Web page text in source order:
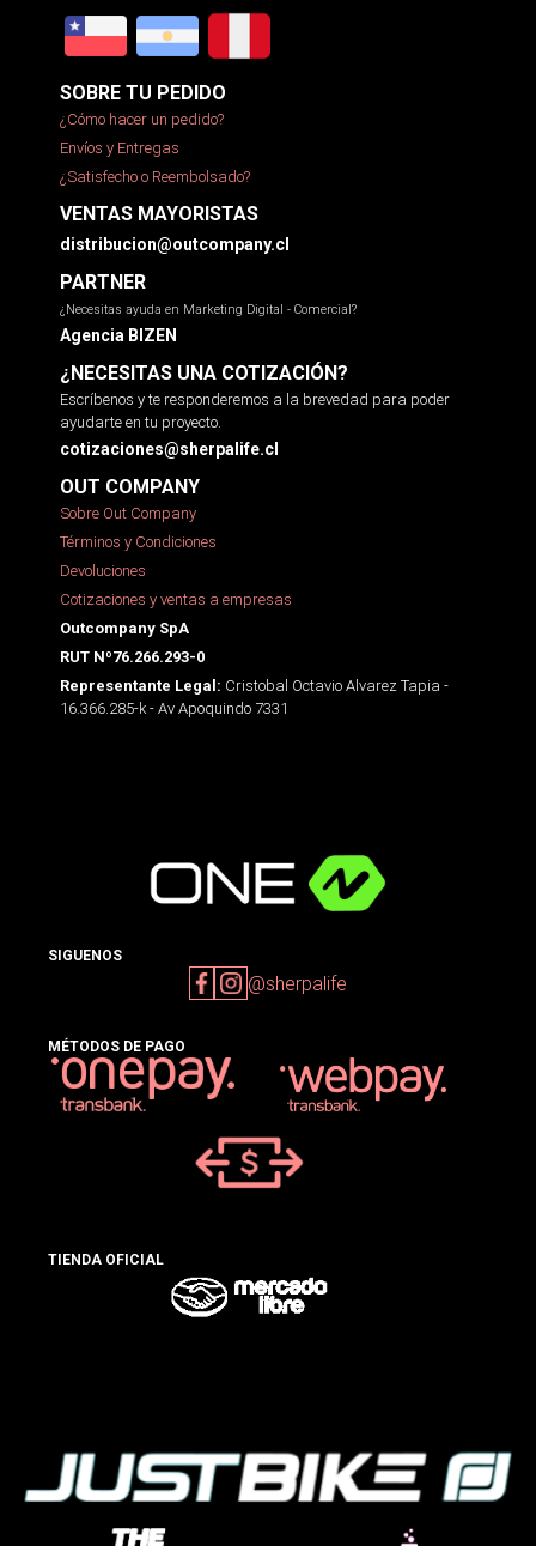
SOBRE TU PEDIDO
¿Cómo hacer un pedido?
Envíos y Entregas
¿Satisfecho o Reembolsado?
VENTAS MAYORISTAS
distribucion@outcompany.cl
PARTNER
¿Necesitas ayuda en Marketing Digital - Comercial?
Agencia BIZEN
¿NECESITAS UNA COTIZACIÓN?
Escríbenos y te responderemos a la brevedad para poder
ayudarte en tu proyecto.
cotizaciones@sherpalife.cl
OUT COMPANY
Sobre Out Company
Términos y Condiciones
Devoluciones
Cotizaciones y ventas a empresas
Outcompany SpA
RUT Nº76.266.293-0
Representante Legal: Cristobal Octavio Alvarez Tapia -
16.366.285-k - Av Apoquindo 7331
SIGUENOS
@sherpalife
MÉTODOS DE PAGO
TIENDA OFICIAL